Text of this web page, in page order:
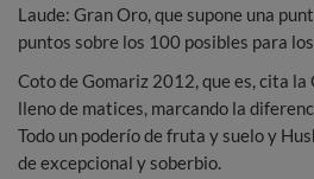
Laude: Gran Oro, que supone una
puntos sobre los 100 posibles para
Coto de Gomariz 2012, que es, cita
lleno de matices, marcando la
Todo un poderío de fruta y suelo y
de excepcional y soberbio.